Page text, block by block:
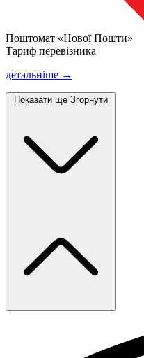
Поштомат «Нової Пошти»
Тариф перевізника
детальніше →
Показати ще Згорнути